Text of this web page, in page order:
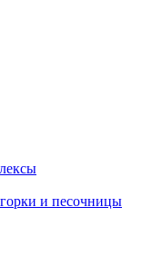
и песочницы